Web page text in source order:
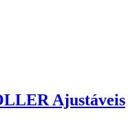
Ajustáveis